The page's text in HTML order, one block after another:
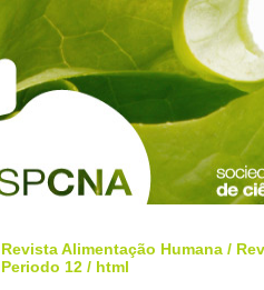
Revista Alimentação Humana /
Periodo 12 / html